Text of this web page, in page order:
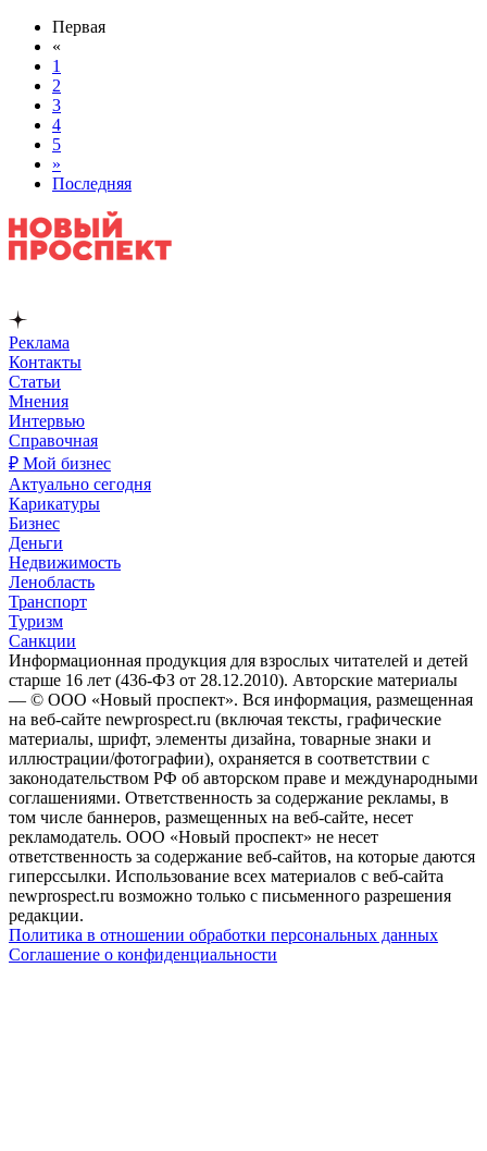
Первая
«
1
2
3
4
5
»
Последняя
Реклама
Контакты
Статьи
Мнения
Интервью
Справочная
₽ Мой бизнес
Актуально сегодня
Карикатуры
Бизнес
Деньги
Недвижимость
Ленобласть
Транспорт
Туризм
Санкции
Информационная продукция для взрослых читателей и детей
старше 16 лет (436-ФЗ от 28.12.2010). Авторские материалы
— © ООО «Новый проспект». Вся информация, размещенная
на веб-сайте newprospect.ru (включая тексты, графические
материалы, шрифт, элементы дизайна, товарные знаки и
иллюстрации/фотографии), охраняется в соответствии с
законодательством РФ об авторском праве и международными
соглашениями. Ответственность за содержание рекламы, в
том числе баннеров, размещенных на веб-сайте, несет
рекламодатель. ООО «Новый проспект» не несет
ответственность за содержание веб-сайтов, на которые даются
гиперссылки. Использование всех материалов с веб-сайта
newprospect.ru возможно только с письменного разрешения
редакции.
Политика в отношении обработки персональных данных
Соглашение о конфиденциальности